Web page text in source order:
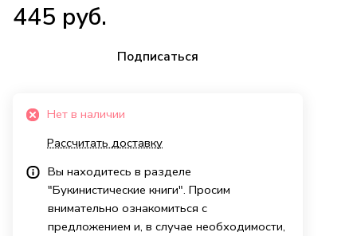
445 руб.
Подписаться
Нет в наличии
Рассчитать доставку
Вы находитесь в разделе
"Букинистические книги". Просим
внимательно ознакомиться с
предложением и, в случае необходимости,